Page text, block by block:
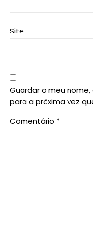
Site
Guardar o meu
para a próxima vez
Comentário *